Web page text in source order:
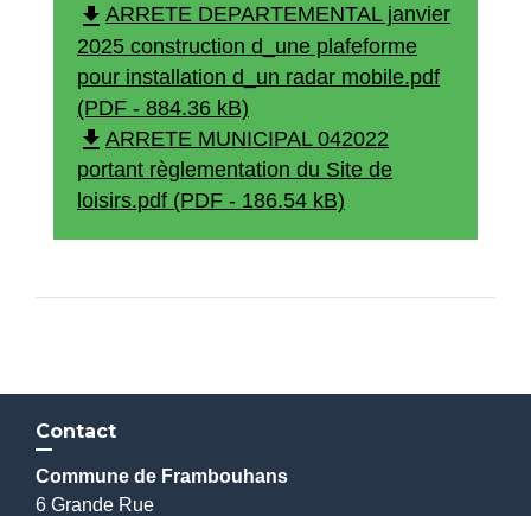
file_download ARRETE DEPARTEMENTAL janvier
2025 construction d_une plafeforme
pour installation d_un radar mobile.pdf
(PDF - 884.36 kB)
file_download ARRETE MUNICIPAL 042022
portant règlementation du Site de
loisirs.pdf (PDF - 186.54 kB)
Contact
Commune de Frambouhans
6 Grande Rue